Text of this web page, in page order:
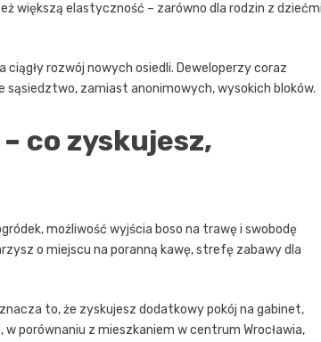
większą elastyczność – zarówno dla rodzin z
rozwój nowych osiedli. Deweloperzy coraz
zamiast anonimowych, wysokich bloków.
co zyskujesz,
możliwość wyjścia boso na trawę i swobodę
o miejscu na poranną kawę, strefę zabawy dla
to, że zyskujesz dodatkowy pokój na gabinet,
porównaniu z mieszkaniem w centrum Wrocławia,